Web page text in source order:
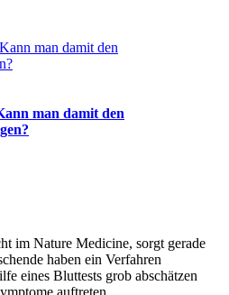
man damit den
im Nature Medicine, sorgt gerade
haben ein Verfahren
eines Bluttests grob abschätzen
auftreten…